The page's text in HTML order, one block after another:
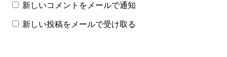
新しいコメントをメールで通知
新しい投稿をメールで受け取る